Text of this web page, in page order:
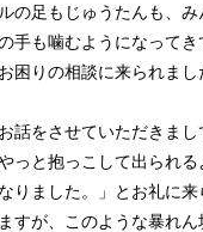
の足もじゅうたんも、み
手も噛むようになって
困りの相談に来られまし
話をさせていただきま
っと抱っこして出られる
りました。」とお礼に来
すが、このような暴れん